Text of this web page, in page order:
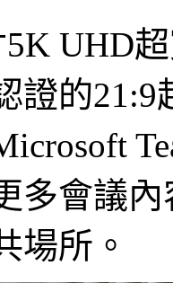
UHD
證的
多會議
場所。